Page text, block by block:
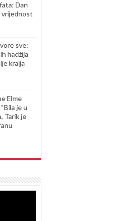
Dan
vrijednost
sve:
hadžija
kralja
Elme
je u
Tarik je